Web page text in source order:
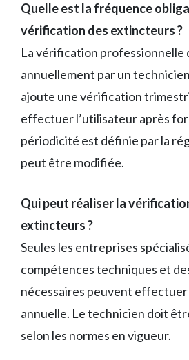
Quelle est la fréquence
vérification des extincteurs ?
La vérification professionnelle
annuellement par un
ajoute une vérification
effectuer l’utilisateur après
périodicité est définie par la
peut être modifiée.
Qui peut réaliser la
extincteurs ?
Seules les entreprises
compétences techniques et
nécessaires peuvent
annuelle. Le technicien doit
selon les normes en vigueur.